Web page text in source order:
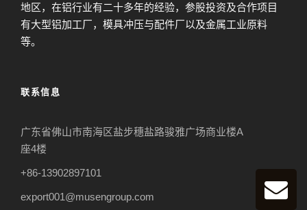
地区，在铝行业有二十多年的经验，参股投资及合作项目
有大型铝加工厂，模具冲压与配件厂以及金属工业原料
等。
联系信息
广东省佛山市南海区盐步穗盐路骏雅广场商业楼A
座4楼
+86-13902897101
export001@musengroup.com